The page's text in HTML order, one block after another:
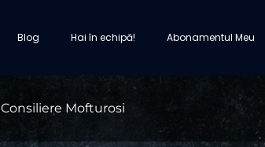
Blog Hai în echipă‎! Abonamentul Meu
Consiliere Mofturosi